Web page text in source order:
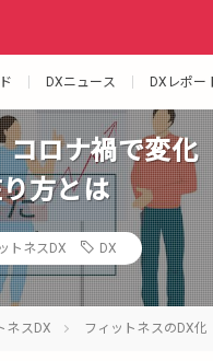
DXニュース DXレポー
コロナ禍で変化
方とは
トネスDX DX
ネスDX フィットネスのDX